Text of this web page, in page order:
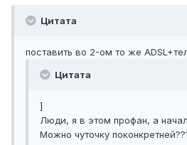
Цитата
поставить во 2-ом то же
Цитата
]
Люди, я в этом профан, а
Можно чуточку